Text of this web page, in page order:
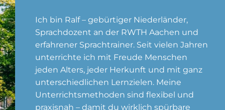
Ich bin Ralf – gebürtiger Niederländer,
Sprachdozent an der RWTH Aachen und
erfahrener Sprachtrainer. Seit vielen Jahren
unterrichte ich mit Freude Menschen
jeden Alters, jeder Herkunft und mit ganz
unterschiedlichen Lernzielen. Meine
Unterrichtsmethoden sind flexibel und
praxisnah – damit du wirklich spürbare